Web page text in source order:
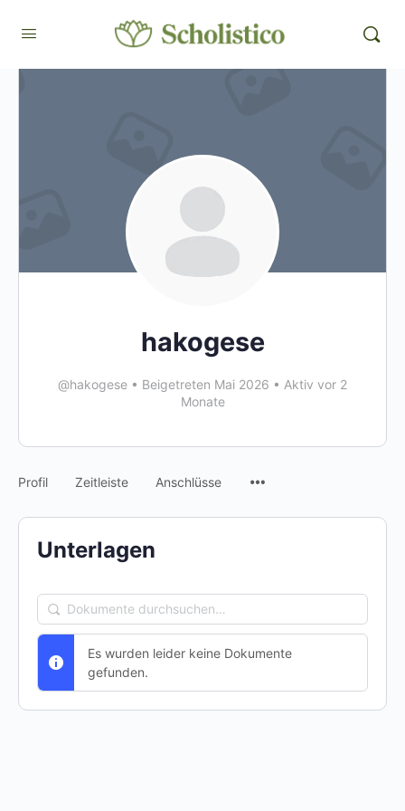
hakogese
@hakogese • Beigetreten Mai 2026 • Aktiv vor 2
Monate
Profil Zeitleiste Anschlüsse
Unterlagen
Dokumente
durchsuchen…
Es wurden leider keine Dokumente
gefunden.